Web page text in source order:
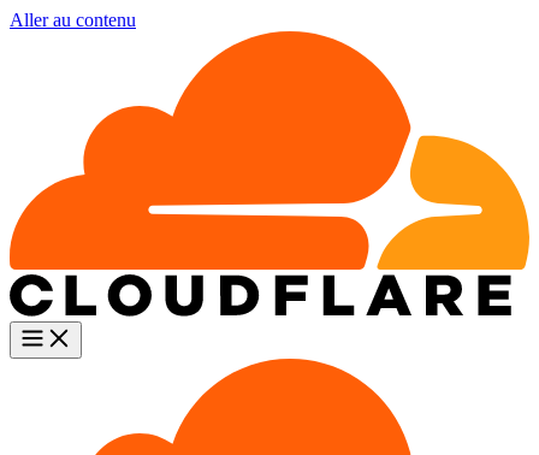
Aller au contenu